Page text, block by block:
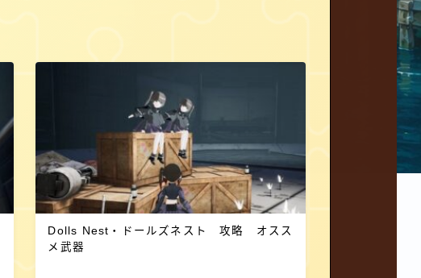
Dolls Nest・ドールズネスト 攻略 オスス
メ武器